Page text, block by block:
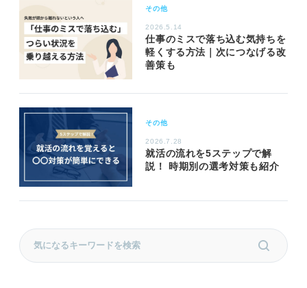
その他
2026.5.14
仕事のミスで落ち込む気持ちを
軽くする方法｜次につなげる改
善策も
その他
2026.7.28
就活の流れを5ステップで解
説！ 時期別の選考対策も紹介